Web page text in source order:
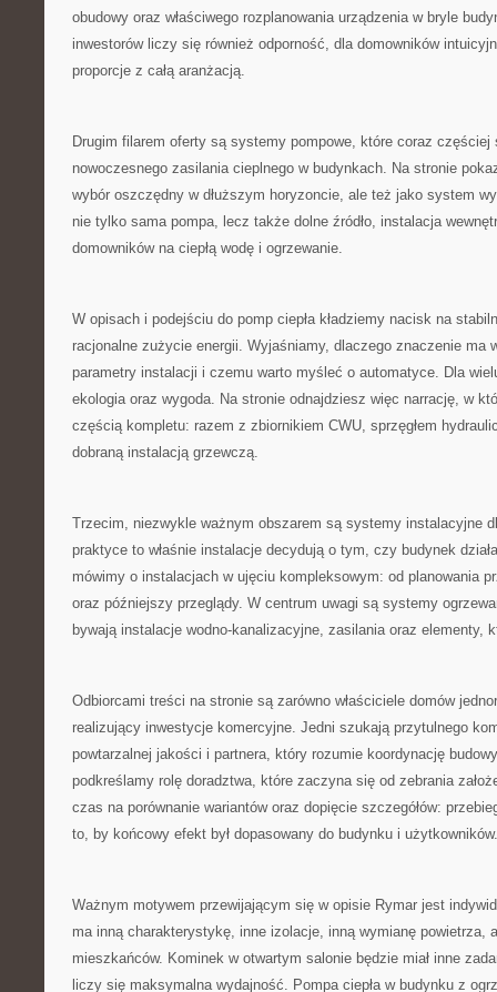
obudowy oraz właściwego rozplanowania urządzenia w bryle
inwestorów liczy się również odporność, dla domowników
proporcje z całą aranżacją.
Drugim filarem oferty są systemy pompowe, które coraz częściej
nowoczesnego zasilania cieplnego w budynkach. Na stronie
wybór oszczędny w dłuższym horyzoncie, ale też jako system
nie tylko sama pompa, lecz także dolne źródło, instalacja
domowników na ciepłą wodę i ogrzewanie.
W opisach i podejściu do pomp ciepła kładziemy nacisk na
racjonalne zużycie energii. Wyjaśniamy, dlaczego znaczenie ma
parametry instalacji i czemu warto myśleć o automatyce. Dla
ekologia oraz wygoda. Na stronie odnajdziesz więc narrację, w
częścią kompletu: razem z zbiornikiem CWU, sprzęgłem
dobraną instalacją grzewczą.
Trzecim, niezwykle ważnym obszarem są systemy instalacyjne
praktyce to właśnie instalacje decydują o tym, czy budynek
mówimy o instalacjach w ujęciu kompleksowym: od planowania
oraz późniejszy przeglądy. W centrum uwagi są systemy
bywają instalacje wodno-kanalizacyjne, zasilania oraz elementy,
Odbiorcami treści na stronie są zarówno właściciele domów
realizujący inwestycje komercyjne. Jedni szukają przytulnego
powtarzalnej jakości i partnera, który rozumie koordynację
podkreślamy rolę doradztwa, które zaczyna się od zebrania
czas na porównanie wariantów oraz dopięcie szczegółów:
to, by końcowy efekt był dopasowany do budynku i użytkowników.
Ważnym motywem przewijającym się w opisie Rymar jest
ma inną charakterystykę, inne izolacje, inną wymianę powietrza,
mieszkańców. Kominek w otwartym salonie będzie miał inne
liczy się maksymalna wydajność. Pompa ciepła w budynku z